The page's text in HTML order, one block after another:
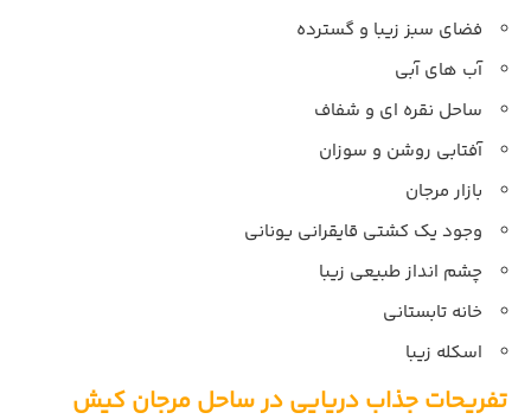
فضای سبز زیبا و گسترده
آب های آبی
ساحل نقره ای و شفاف
آفتابی روشن و سوزان
بازار مرجان
وجود یک کشتی قایقرانی یونانی
چشم انداز طبیعی زیبا
خانه تابستانی
اسکله زیبا
تفریحات جذاب دریایی در ساحل مرجان کیش